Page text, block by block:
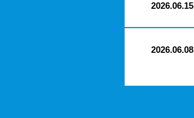
2026.06.15
2026.06.08